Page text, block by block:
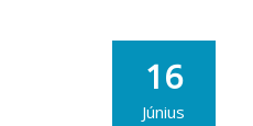
16
Június